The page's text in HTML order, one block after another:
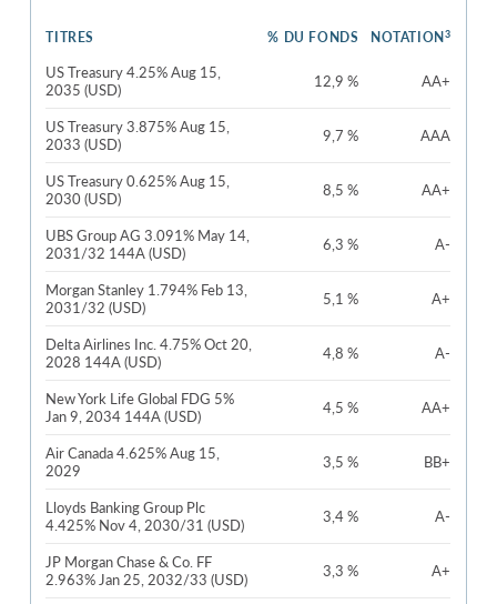
TITRES % DU FONDS NOTATION3
US Treasury 4.25% Aug 15,
2035 (USD)
12,9 % AA+
US Treasury 3.875% Aug 15,
2033 (USD)
9,7 % AAA
US Treasury 0.625% Aug 15,
2030 (USD)
8,5 % AA+
UBS Group AG 3.091% May 14,
2031/32 144A (USD)
6,3 % A-
Morgan Stanley 1.794% Feb 13,
2031/32 (USD)
5,1 % A+
Delta Airlines Inc. 4.75% Oct 20,
2028 144A (USD)
4,8 % A-
New York Life Global FDG 5%
Jan 9, 2034 144A (USD)
4,5 % AA+
Air Canada 4.625% Aug 15,
2029
3,5 % BB+
Lloyds Banking Group Plc
4.425% Nov 4, 2030/31 (USD)
3,4 % A-
JP Morgan Chase & Co. FF
2.963% Jan 25, 2032/33 (USD)
3,3 % A+